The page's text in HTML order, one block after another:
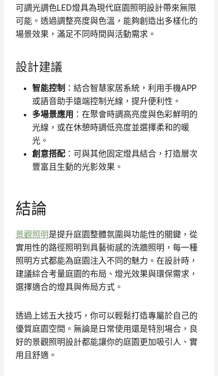
可調光調色LED燈具為現代庭園照明設計帶來無限
可能。透過調整亮度與色溫，能夠創造出多樣化的
場景效果，滿足不同時間與活動需求。
設計建議
智能控制 ：結合智慧家居系統，利用手機APP
或語音助手遠端控制光線，提升便利性。
多場景應用 ：在聚會時調高亮度與色彩鮮明的
光線，或在休憩時調低亮度並選擇柔和的暖
光。
創意搭配 ：可與其他固定燈具結合，打造層次
豐富且生動的光影效果。
結論
景觀照明是提升庭園整體氛圍與功能性的關鍵，從
實用性的路徑照明到具藝術感的洗牆照明，每一種
照明方式都能為庭園注入不同的魅力。在設計時，
建議綜合考量庭園的布局、燈光效果與環保需求，
選擇適合的燈具與佈局方式。
透過上述五大技巧，你可以輕鬆打造專屬於自己的
優質庭園空間。無論是日常使用還是特別場合，良
好的景觀照明設計都能讓你的庭園更加吸引人、實
用且舒適。